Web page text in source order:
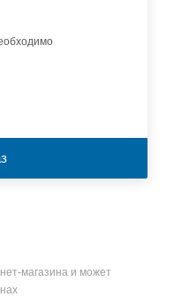
магазина и может